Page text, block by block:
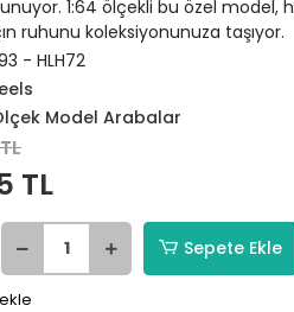
1:64 ölçekli bu özel model,
ruhunu koleksiyonunuza taşıyor.
- HLH72
Model Arabalar
TL
Sepete Ekle